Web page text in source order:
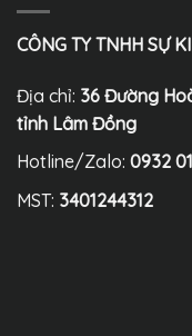
CÔNG TY TNHH SỰ
Địa chỉ: 36 Đường
tỉnh Lâm Đồng
Hotline/Zalo: 0932
MST: 3401244312